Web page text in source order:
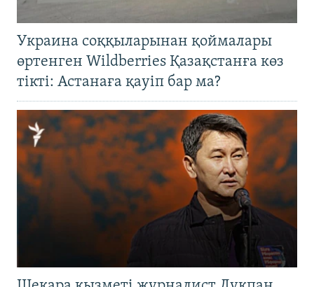
Украина соққыларынан қоймалары
өртенген Wildberries Қазақстанға көз
тікті: Астанаға қауіп бар ма?